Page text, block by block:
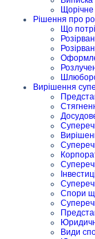
Щорічне
Рішення про
Що
Вирішення
Спори
Види